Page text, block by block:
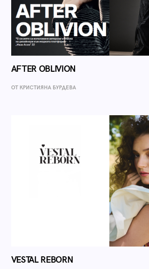
AFTER OBLIVION
ОТ КРИСТИЯНА БУРДЕВА
VESTAL REBORN